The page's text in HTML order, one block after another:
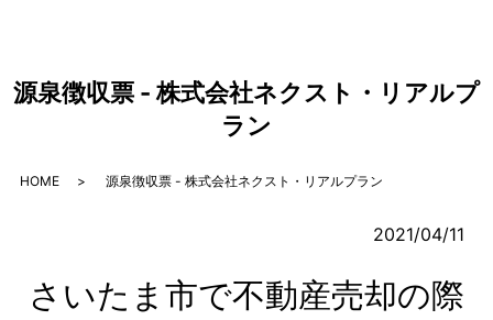
源泉徴収票 - 株式会社ネクスト・リアルプ
ラン
HOME 源泉徴収票 - 株式会社ネクスト・リアルプラン
2021/04/11
さいたま市で不動産売却の際